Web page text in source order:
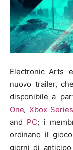
Electronic Arts
nuovo trailer,
disponibile a
One, Xbox
and PC; i
ordinano il
giorni di